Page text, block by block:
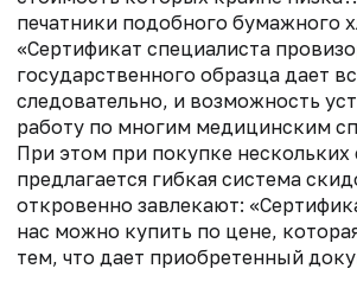
печатники подобного бумажного
«Сертификат специалиста
государственного образца дает
следовательно, и возможность
работу по многим медицинским
При этом при покупке нескольких
предлагается гибкая система
откровенно завлекают:
нас можно купить по цене,
тем, что дает приобретенный